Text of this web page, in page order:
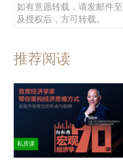
如有意愿转载，请发邮件至
及授权后，方可转载。
推荐阅读
私房课